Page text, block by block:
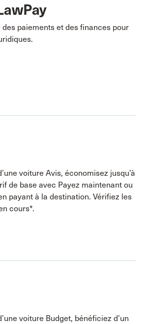
paiements et des finances pour
voiture Avis, économisez jusqu’à
de base avec Payez maintenant ou
payant à la destination. Vérifiez les
cours*.
voiture Budget, bénéficiez d’un